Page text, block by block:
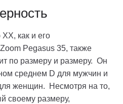
как и его
Pegasus 35, также
по размеру и размеру. Он
среднем D для мужчин и
женщин. Несмотря на то,
своему размеру,